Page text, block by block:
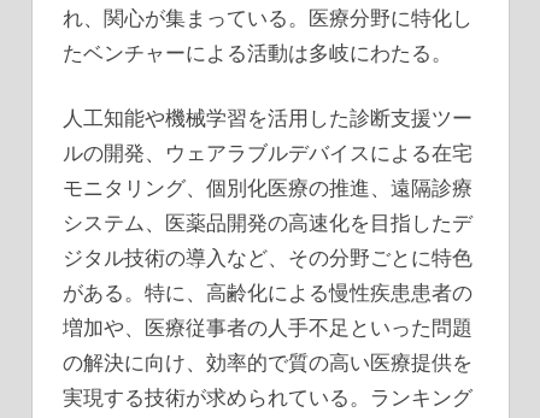
れ、関心が集まっている。医療分野に特化し
たベンチャーによる活動は多岐にわたる。
人工知能や機械学習を活用した診断支援ツー
ルの開発、ウェアラブルデバイスによる在宅
モニタリング、個別化医療の推進、遠隔診療
システム、医薬品開発の高速化を目指したデ
ジタル技術の導入など、その分野ごとに特色
がある。特に、高齢化による慢性疾患患者の
増加や、医療従事者の人手不足といった問題
の解決に向け、効率的で質の高い医療提供を
実現する技術が求められている。ランキング